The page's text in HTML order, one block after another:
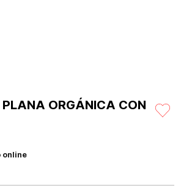
ORGÁNICA CON
online